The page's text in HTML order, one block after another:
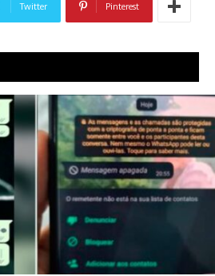
Twitter Pinterest